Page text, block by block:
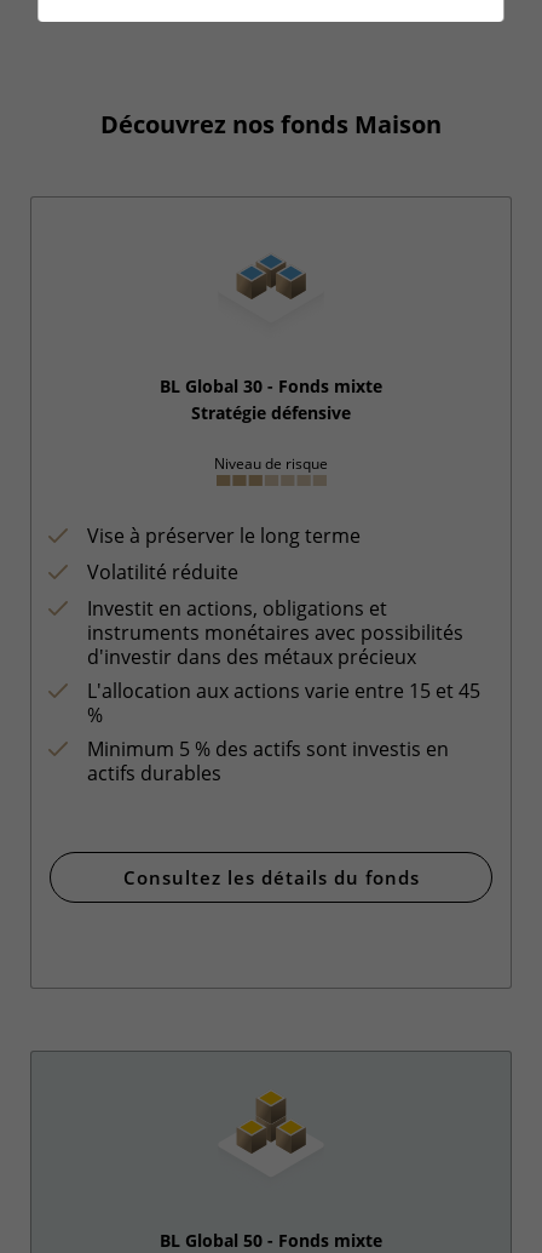
Découvrez nos fonds Maison
BL Global 30 - Fonds mixte
Stratégie défensive
Niveau de risque
Vise à préserver le long terme
Volatilité réduite
Investit en actions, obligations et
instruments monétaires avec possibilités
d'investir dans des métaux précieux
L'allocation aux actions varie entre 15 et 45
%
Minimum 5 % des actifs sont investis en
actifs durables
Consultez les détails du fonds
BL Global 50 - Fonds mixte